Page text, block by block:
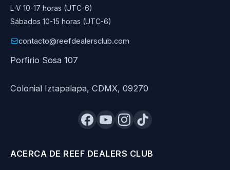
L-V 10-17 horas (UTC-6)
Sábados 10-15 horas (UTC-6)
contacto@reefdealersclub.com
Porfirio Sosa 107
Colonial Iztapalapa, CDMX, 09270
ACERCA DE REEF DEALERS CLUB